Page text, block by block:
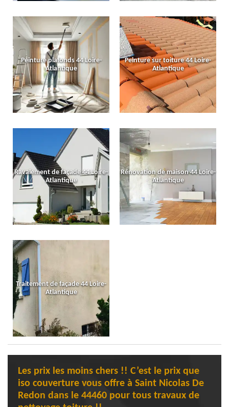
Peinture plafonds 44 Loire-
Atlantique
Peinture sur toiture 44 Loire-
Atlantique
Ravalement de façade 44 Loire-
Atlantique
Rénovation de maison 44 Loire-
Atlantique
Traitement de façade 44 Loire-
Atlantique
Les prix les moins chers !! C’est le prix que
iso couverture vous offre à Saint Nicolas De
Redon dans le 44460 pour tous travaux de